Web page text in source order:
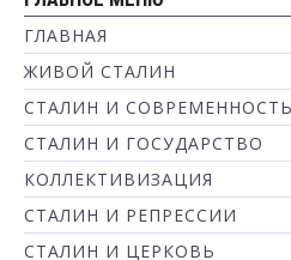
ГЛАВНАЯ
ЖИВОЙ СТАЛИН
СТАЛИН И СОВРЕМЕННОСТЬ
СТАЛИН И ГОСУДАРСТВО
КОЛЛЕКТИВИЗАЦИЯ
СТАЛИН И РЕПРЕССИИ
СТАЛИН И ЦЕРКОВЬ